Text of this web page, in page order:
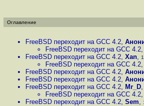
Оглавление
FreeBSD переходит на GCC 4.2,
FreeBSD переходит на GCC 4.2,
FreeBSD переходит на GCC 4.2, Xan,
FreeBSD переходит на GCC 4.2,
FreeBSD переходит на GCC 4.2,
FreeBSD переходит на GCC 4.2,
FreeBSD переходит на GCC 4.2, Mr_D,
FreeBSD переходит на GCC 4.2,
FreeBSD переходит на GCC 4.2, Sem,